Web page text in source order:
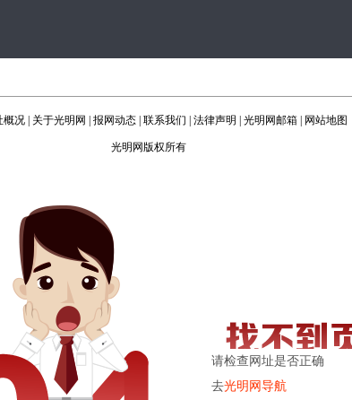
概况 关于光明网 报网动态 联系我们 法律声明 光明网邮箱 网站地图
光明网版权所有
请检查网址是否正确
去光明网导航